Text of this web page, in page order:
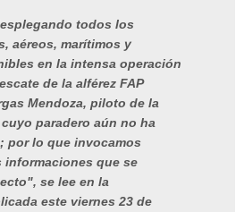
todos los
aéreos, marítimos y
en la intensa operación
de la alférez FAP
Mendoza, piloto de la
paradero aún no ha
por lo que invocamos
informaciones que se
se lee en la
este viernes 23 de